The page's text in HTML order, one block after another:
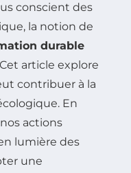
conscient des
la notion de
durable
article explore
contribuer à la
En
actions
lumière des
une